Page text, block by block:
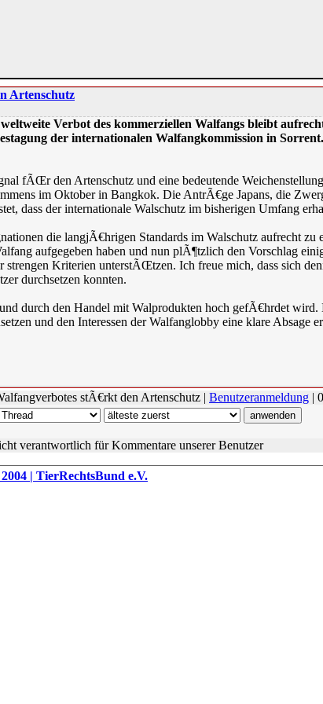
Artenschutz
weltweite Verbot des kommerziellen Walfangs bleibt
der internationalen Walfangkommission in
fÃŒr den Artenschutz und eine bedeutende
im Oktober in Bangkok. Die AntrÃ€ge Japans, die
dass der internationale Walschutz im bisherigen Umfang
die langjÃ€hrigen Standards im Walschutz aufrecht zu
aufgegeben haben und nun plÃ¶tzlich den Vorschlag
Kriterien unterstÃŒtzen. Ich freue mich, dass sich
durchsetzen konnten.
durch den Handel mit Walprodukten hoch gefÃ€hrdet
und den Interessen der Walfanglobby eine klare Absage
stÃ€rkt den Artenschutz | Benutzeranmeldung |
verantwortlich für Kommentare unserer Benutzer
| TierRechtsBund e.V.